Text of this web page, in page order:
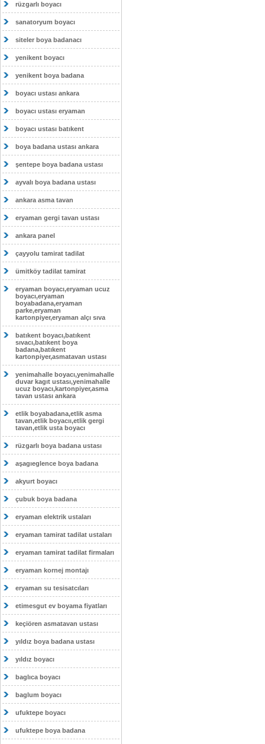
rüzgarlı boyacı
sanatoryum boyacı
siteler boya badanacı
yenikent boyacı
yenikent boya badana
boyacı ustası ankara
boyacı ustası eryaman
boyacı ustası batıkent
boya badana ustası ankara
şentepe boya badana ustası
ayvalı boya badana ustası
ankara asma tavan
eryaman gergi tavan ustası
ankara panel
çayyolu tamirat tadilat
ümitköy tadilat tamirat
eryaman boyacı,eryaman ucuz
boyacı,eryaman
boyabadana,eryaman
parke,eryaman
kartonpiyer,eryaman alçı sıva
batıkent boyacı,batıkent
sıvacı,batıkent boya
badana,batıkent
kartonpiyer,asmatavan ustası
yenimahalle boyacı,yenimahalle
duvar kagıt ustası,yenimahalle
ucuz boyacı,kartonpiyer,asma
tavan ustası ankara
etlik boyabadana,etlik asma
tavan,etlik boyacıı,etlik gergi
tavan,etlik usta boyacı
rüzgarlı boya badana ustası
aşagıeglence boya badana
akyurt boyacı
çubuk boya badana
eryaman elektrik ustaları
eryaman tamirat tadilat ustaları
eryaman tamirat tadilat firmaları
eryaman kornej montajı
eryaman su tesisatcıları
etimesgut ev boyama fiyatları
keçiören asmatavan ustası
yıldız boya badana ustası
yıldız boyacı
baglıca boyacı
baglum boyacı
ufuktepe boyacı
ufuktepe boya badana